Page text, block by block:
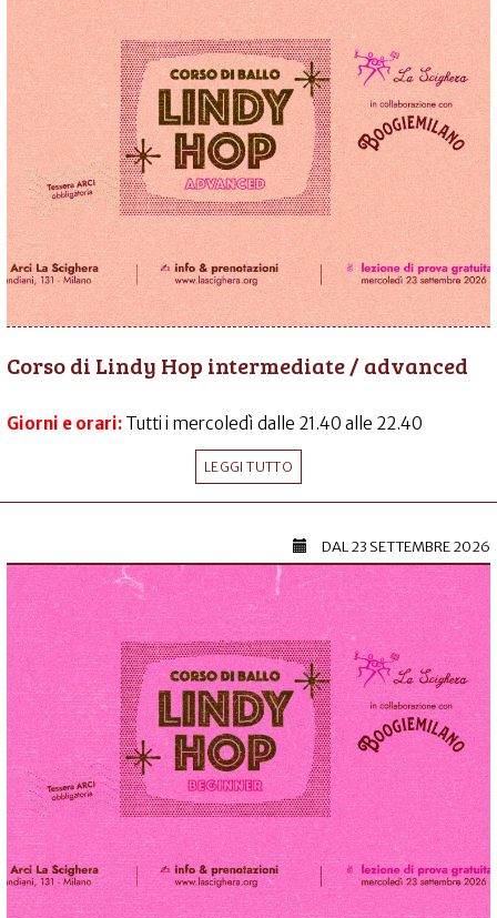
Corso di Lindy Hop intermediate / advanced
Giorni e orari: Tutti i mercoledì dalle 21.40 alle 22.40
LEGGI TUTTO
DAL23 SETTEMBRE 2026